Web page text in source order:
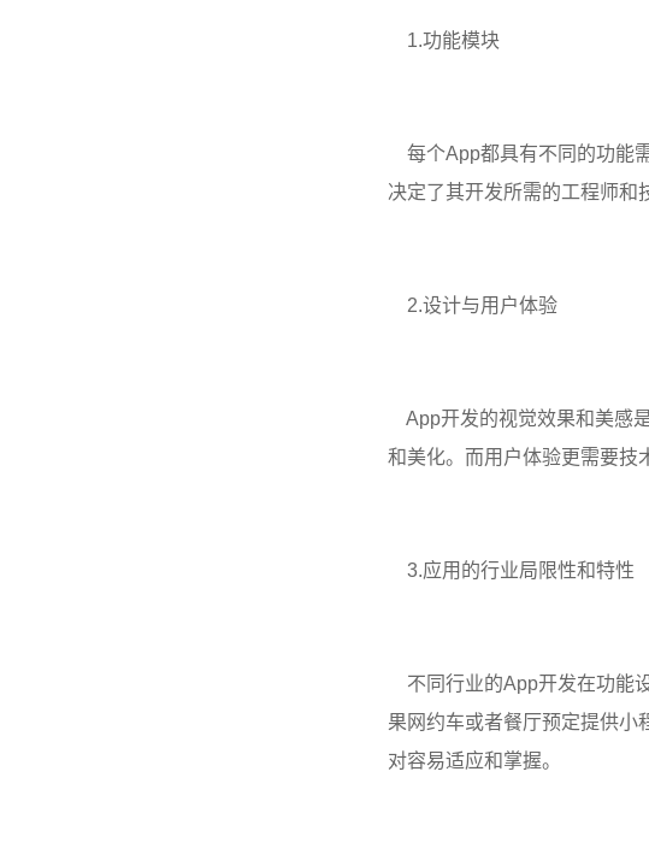
1.功能模块
每个App都具有不同的功能
决定了其开发所需的工程师和
2.设计与用户体验
App开发的视觉效果和美感
和美化。而用户体验更需要技
3.应用的行业局限性和特性
不同行业的App开发在功能
果网约车或者餐厅预定提供小
对容易适应和掌握。